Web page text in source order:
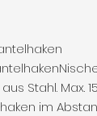
Stahl. Max.
im